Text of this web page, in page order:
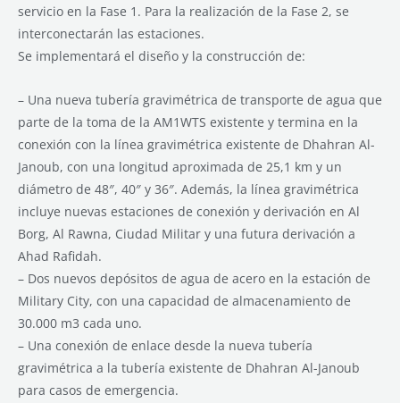
servicio en la Fase 1. Para la realización de la Fase 2, se
interconectarán las estaciones.
Se implementará el diseño y la construcción de:
– Una nueva tubería gravimétrica de transporte de agua que
parte de la toma de la AM1WTS existente y termina en la
conexión con la línea gravimétrica existente de Dhahran Al-
Janoub, con una longitud aproximada de 25,1 km y un
diámetro de 48″, 40″ y 36″. Además, la línea gravimétrica
incluye nuevas estaciones de conexión y derivación en Al
Borg, Al Rawna, Ciudad Militar y una futura derivación a
Ahad Rafidah.
– Dos nuevos depósitos de agua de acero en la estación de
Military City, con una capacidad de almacenamiento de
30.000 m3 cada uno.
– Una conexión de enlace desde la nueva tubería
gravimétrica a la tubería existente de Dhahran Al-Janoub
para casos de emergencia.